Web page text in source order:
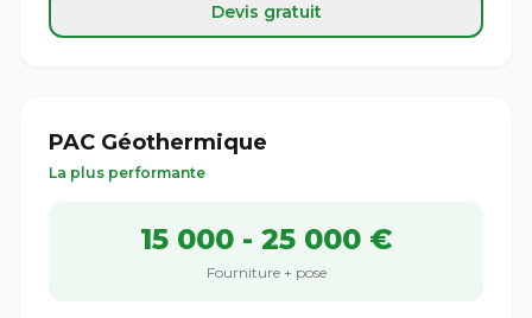
Devis gratuit
PAC Géothermique
La plus performante
15 000 - 25 000 €
Fourniture + pose